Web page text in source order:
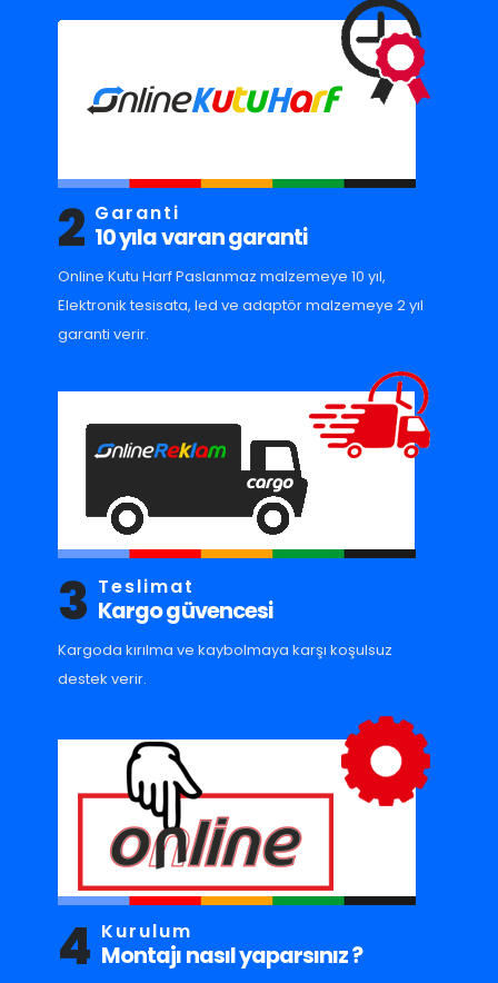
2 Garanti
10 yıla varan garanti
Online Kutu Harf Paslanmaz malzemeye 10 yıl,
Elektronik tesisata, led ve adaptör malzemeye 2 yıl
garanti verir.
3 Teslimat
Kargo güvencesi
Kargoda kırılma ve kaybolmaya karşı koşulsuz
destek verir.
4 Kurulum
Montajı nasıl yaparsınız ?